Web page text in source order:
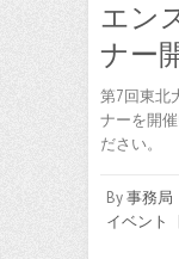
エン
ナー
第7回東北
ナーを開
ださい。
By事務局
イベント